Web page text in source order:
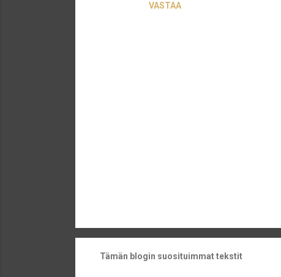
VASTAA
ä
h
t
Tämän blogin suosituimmat tekstit